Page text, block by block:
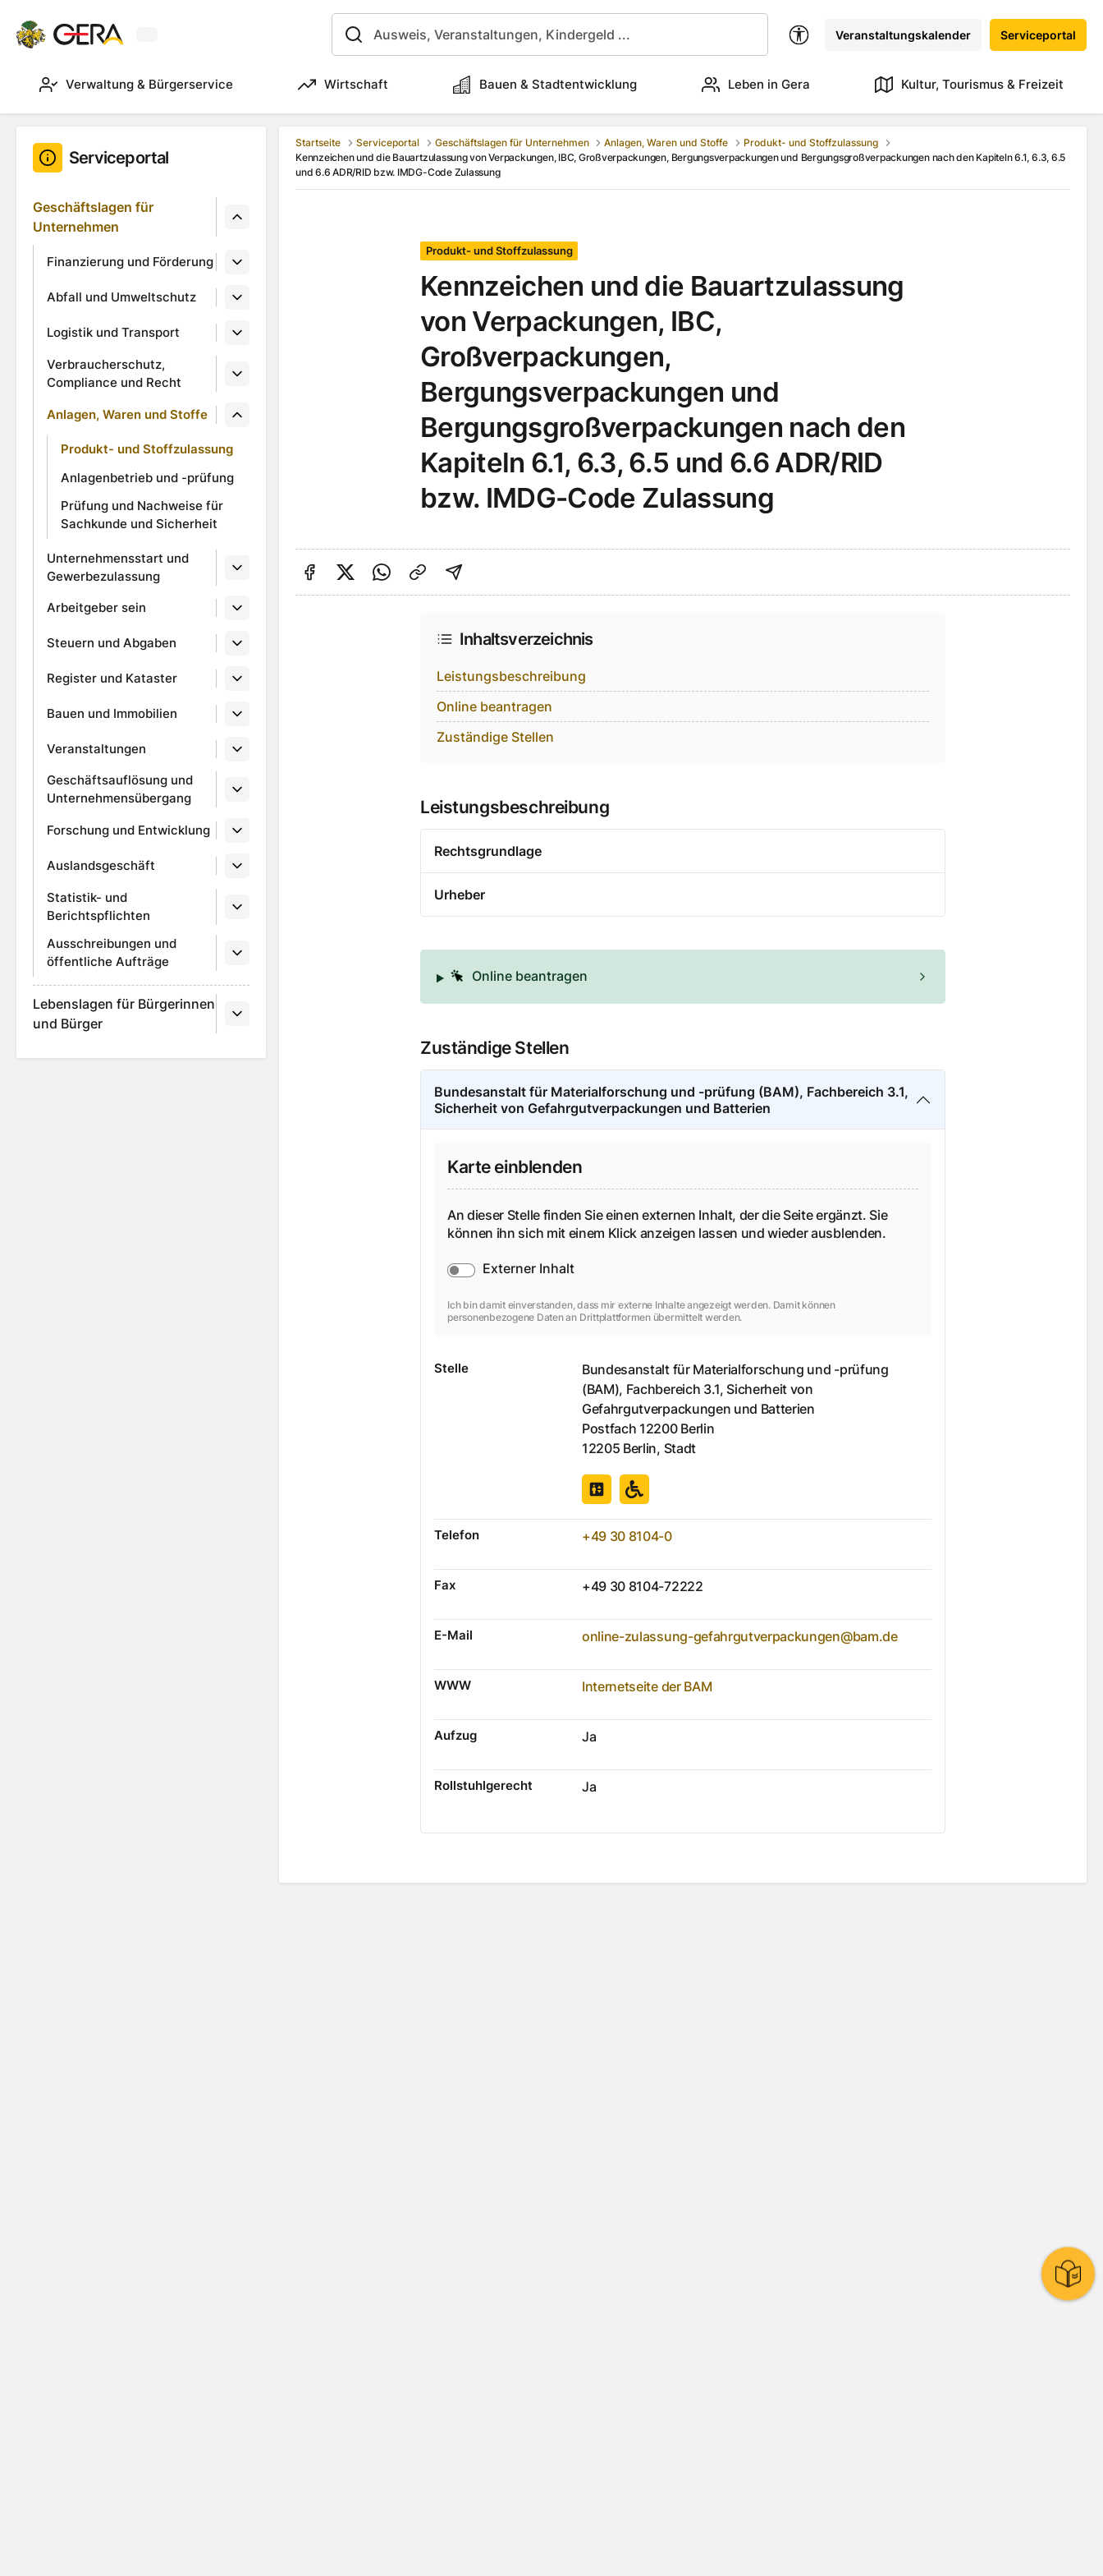
Veranstaltungskalender Serviceportal
Verwaltung & Bürgerservice Wirtschaft Bauen & Stadtentwicklung Leben in Gera Kultur, Tourismus & Freizeit
Serviceportal
Geschäftslagen für
Unternehmen
Finanzierung und Förderung
Abfall und Umweltschutz
Logistik und Transport
Verbraucherschutz,
Compliance und Recht
Anlagen, Waren und Stoffe
Produkt- und Stoffzulassung
Anlagenbetrieb und -prüfung
Prüfung und Nachweise für
Sachkunde und Sicherheit
Unternehmensstart und
Gewerbezulassung
Arbeitgeber sein
Steuern und Abgaben
Register und Kataster
Bauen und Immobilien
Veranstaltungen
Geschäftsauflösung und
Unternehmensübergang
Forschung und Entwicklung
Auslandsgeschäft
Statistik- und
Berichtspflichten
Ausschreibungen und
öffentliche Aufträge
Lebenslagen für Bürgerinnen
und Bürger
Startseite Serviceportal Geschäftslagen für Unternehmen Anlagen, Waren und Stoffe
Produkt- und Stoffzulassung
Kennzeichen und die Bauartzulassung von Verpackungen, IBC, Großverpackungen, Bergungsverpackungen und Bergungsgroßverpackungen nach den Kapiteln 6.1, 6.3, 6.5
und 6.6 ADR/RID bzw. IMDG-Code Zulassung
Produkt- und Stoffzulassung
Kennzeichen und die Bauartzulassung
von Verpackungen, IBC,
Großverpackungen,
Bergungsverpackungen und
Bergungsgroßverpackungen nach den
Kapiteln 6.1, 6.3, 6.5 und 6.6 ADR/RID
bzw. IMDG-Code Zulassung
Auf Facebook teilen
Auf Twitter teilen
Per Link teilen
shareViaEmail
Inhaltsverzeichnis
Leistungsbeschreibung
Online beantragen
Zuständige Stellen
Leistungsbeschreibung
Rechtsgrundlage
Urheber
Online beantragen
Zuständige Stellen
Bundesanstalt für Materialforschung und -prüfung (BAM), Fachbereich 3.1,
Sicherheit von Gefahrgutverpackungen und Batterien
Karte einblenden
An dieser Stelle finden Sie einen externen Inhalt, der die Seite ergänzt. Sie
können ihn sich mit einem Klick anzeigen lassen und wieder ausblenden.
Externer Inhalt
Ich bin damit einverstanden, dass mir externe Inhalte angezeigt werden. Damit können
personenbezogene Daten an Drittplattformen übermittelt werden.
Stelle
Bundesanstalt für Materialforschung und -prüfung
(BAM), Fachbereich 3.1, Sicherheit von
Gefahrgutverpackungen und Batterien
Postfach 12200 Berlin
12205 Berlin, Stadt
Telefon +49 30 8104-0
Fax +49 30 8104-72222
E-Mail online-zulassung-gefahrgutverpackungen@bam.de
WWW Internetseite der BAM
Aufzug Ja
Rollstuhlgerecht Ja